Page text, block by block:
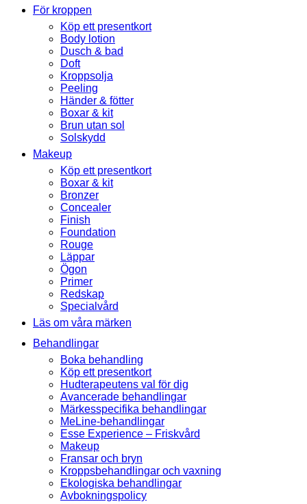
För kroppen
Köp ett presentkort
Body lotion
Dusch & bad
Doft
Kroppsolja
Peeling
Händer & fötter
Boxar & kit
Brun utan sol
Solskydd
Makeup
Köp ett presentkort
Boxar & kit
Bronzer
Concealer
Finish
Foundation
Rouge
Läppar
Ögon
Primer
Redskap
Specialvård
Läs om våra märken
Behandlingar
Boka behandling
Köp ett presentkort
Hudterapeutens val för dig
Avancerade behandlingar
Märkesspecifika behandlingar
MeLine-behandlingar
Esse Experience – Friskvård
Makeup
Fransar och bryn
Kroppsbehandlingar och vaxning
Ekologiska behandlingar
Avbokningspolicy